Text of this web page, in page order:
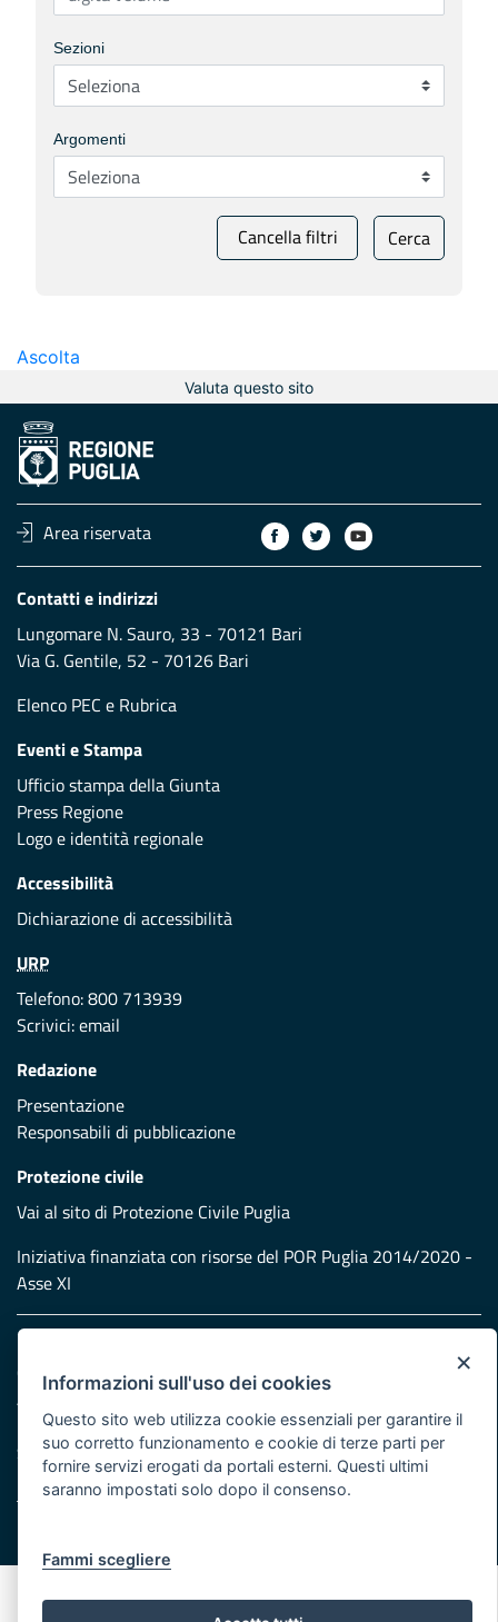
Sezioni
Argomenti
Cancella filtri Cerca
Ascolta
Valuta questo sito
Area riservata
Contatti e indirizzi
Lungomare N. Sauro, 33 - 70121 Bari
Via G. Gentile, 52 - 70126 Bari
Elenco PEC e Rubrica
Eventi e Stampa
Ufficio stampa della Giunta
Press Regione
Logo e identità regionale
Accessibilità
Dichiarazione di accessibilità
URP
Telefono: 800 713939
Scrivici:email
Redazione
Presentazione
Responsabili di pubblicazione
Protezione civile
Vai al sito di Protezione Civile Puglia
Iniziativa finanziata con risorse del POR Puglia 2014/2020 -
Asse XI
Cookie e privacy
Atti di notifica
Feed RSS
Servizi Intranet
×
Informazioni sull'uso dei cookies
Questo sito web utilizza cookie essenziali per garantire il
suo corretto funzionamento e cookie di terze parti per
fornire servizi erogati da portali esterni. Questi ultimi
saranno impostati solo dopo il consenso.
Fammi scegliere